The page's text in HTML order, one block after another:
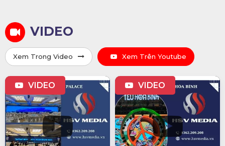
VIDEO
Xem Trong Video Xem Trên Youtube
VIDEO VIDEO